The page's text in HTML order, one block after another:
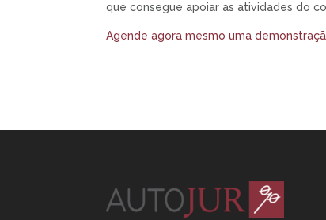
que consegue apoiar as atividades do
Agende agora mesmo uma